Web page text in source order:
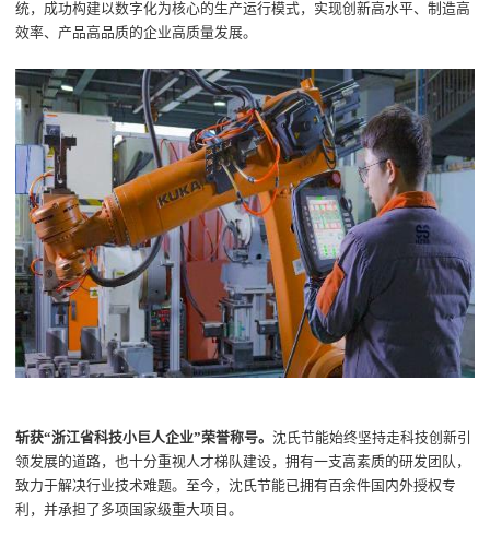
统，成功构建以数字化为核心的生产运行模式，实现创新高水平、制造高
效率、产品高品质的企业高质量发展。
斩获“浙江省科技小巨人企业”荣誉称号。沈氏节能始终坚持走科技创新引
领发展的道路，也十分重视人才梯队建设，拥有一支高素质的研发团队，
致力于解决行业技术难题。至今，沈氏节能已拥有百余件国内外授权专
利，并承担了多项国家级重大项目。